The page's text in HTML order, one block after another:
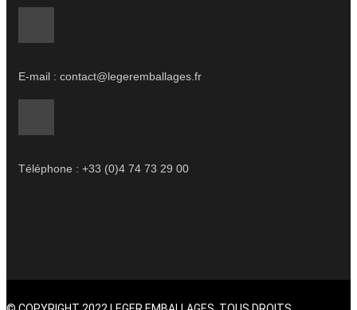
E-mail : contact@legeremballages.fr
Téléphone : +33 (0)4 74 73 29 00